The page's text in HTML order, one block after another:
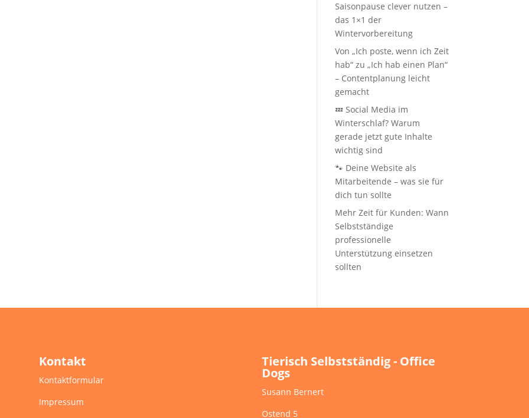
Saisonpause clever nutzen –
das 1×1 der
Wintervorbereitung
Von „Ich poste, wenn ich Zeit
hab“ zu „Ich hab einen Plan“
– Contentplanung leicht
gemacht
💤 Social Media im
Winterschlaf? Warum
gerade jetzt gute Inhalte
wichtig sind
🐾 Deine Website als
Mitarbeitende – was sie für
dich tun sollte
Mehr Zeit für Kunden: Wann
Selbstständige
professionelle
Unterstützung einsetzen
sollten
Kontakt
Kontaktformular
Impressum
Tierisch Selbstständig - Office
Dogs
Susann Bernert
Ostend 5